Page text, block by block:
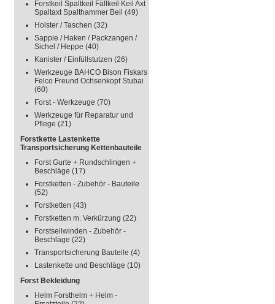
Forstkeil Spaltkeil Fällkeil Keil Axt
Spaltaxt Spalthammer Beil (49)
Holster / Taschen (32)
Sappie / Haken / Packzangen /
Sichel / Heppe (40)
Kanister / Einfüllstutzen (26)
Werkzeuge BAHCO Bison Fiskars
Felco Freund Ochsenkopf Stubai
(60)
Forst - Werkzeuge (70)
Werkzeuge für Reparatur und
Pflege (21)
Forstkette Lastenkette
Transportsicherung Kettenbauteile
Forst Gurte + Rundschlingen +
Beschläge (17)
Forstketten - Zubehör - Bauteile
(52)
Forstketten (43)
Forstketten m. Verkürzung (22)
Forstseilwinden - Zubehör -
Beschläge (22)
Transportsicherung Bauteile (4)
Lastenkette und Beschläge (10)
Forst Bekleidung
Helm Forsthelm + Helm -